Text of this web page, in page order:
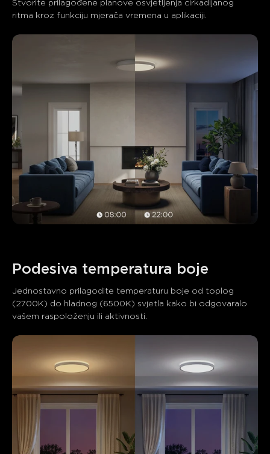
Stvorite prilagođene planove osvjetljenja cirkadijanog
ritma kroz funkciju mjerača vremena u aplikaciji.
Podesiva temperatura boje
Jednostavno prilagodite temperaturu boje od toplog
(2700K) do hladnog (6500K) svjetla kako bi odgovaralo
vašem raspoloženju ili aktivnosti.